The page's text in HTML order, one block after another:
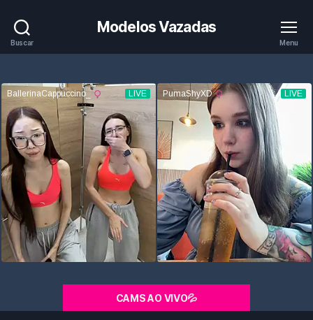
Buscar
Modelos Vazadas
Menu
CAMS AO VIVO💦